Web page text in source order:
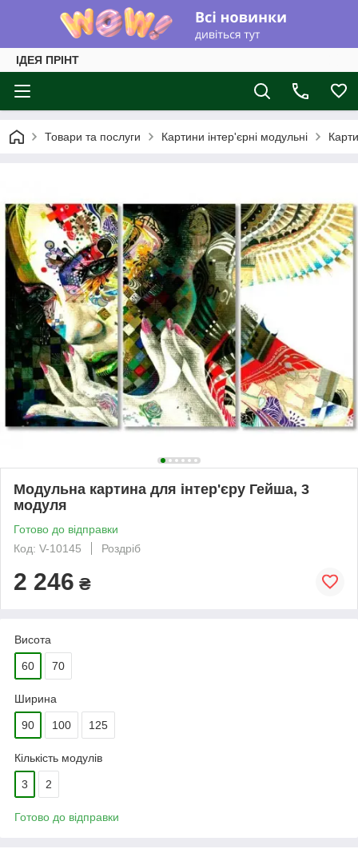
ІДЕЯ ПРІНТ
Товари та послуги Картини інтер'єрні модульні
Модульна картина для інтер'єру Гейша, 3
модуля
Готово до відправки
Код: V-10145
Роздріб
2 246 ₴
Висота
60 70
Ширина
90 100 125
Кількість модулів
3 2
Готово до відправки